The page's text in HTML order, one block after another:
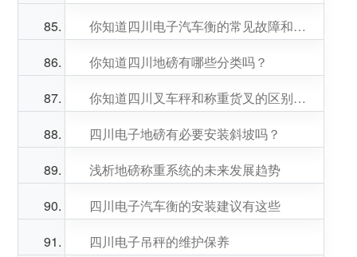
你知道四川电子汽车衡的常见故障和解决方法吗？
你知道四川地磅有哪些分类吗？
你知道四川叉车秤和称重货叉的区别吗？
四川电子地磅有必要安装斜坡吗？
浅析地磅称重系统的未来发展趋势
四川电子汽车衡的安装建议有这些
四川电子吊秤的维护保养